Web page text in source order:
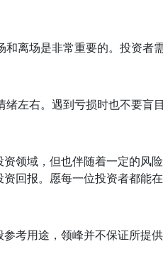
离场是非常重要的。投资者
左右。遇到亏损时也不要盲
领域，但也伴随着一定的风
回报。愿每一位投资者都能
考用途，领峰并不保证所提